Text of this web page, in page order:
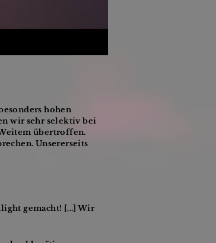
hohen
wir sehr selektiv bei
übertroffen.
Unsererseits
gemacht! [...] Wir